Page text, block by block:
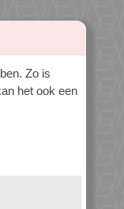
Zo is
het ook een